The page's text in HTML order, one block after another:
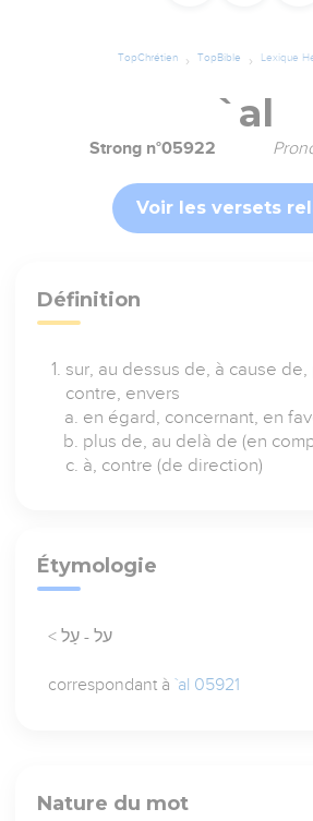
TopChrétien TopBible Lexique
`al
Strong n°05922
Voir les versets
Définition
sur, au dessus de, à cause de,
contre, envers
en égard, concernant, en
plus de, au delà de (en
à, contre (de direction)
Étymologie
< על - עַל
correspondant à`al 05921
Nature du mot